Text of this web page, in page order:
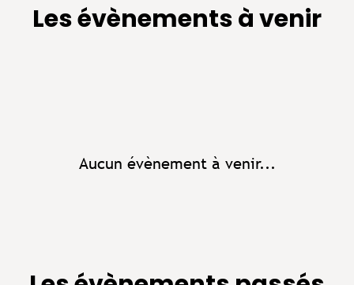
Les évènements à venir
Aucun évènement à venir...